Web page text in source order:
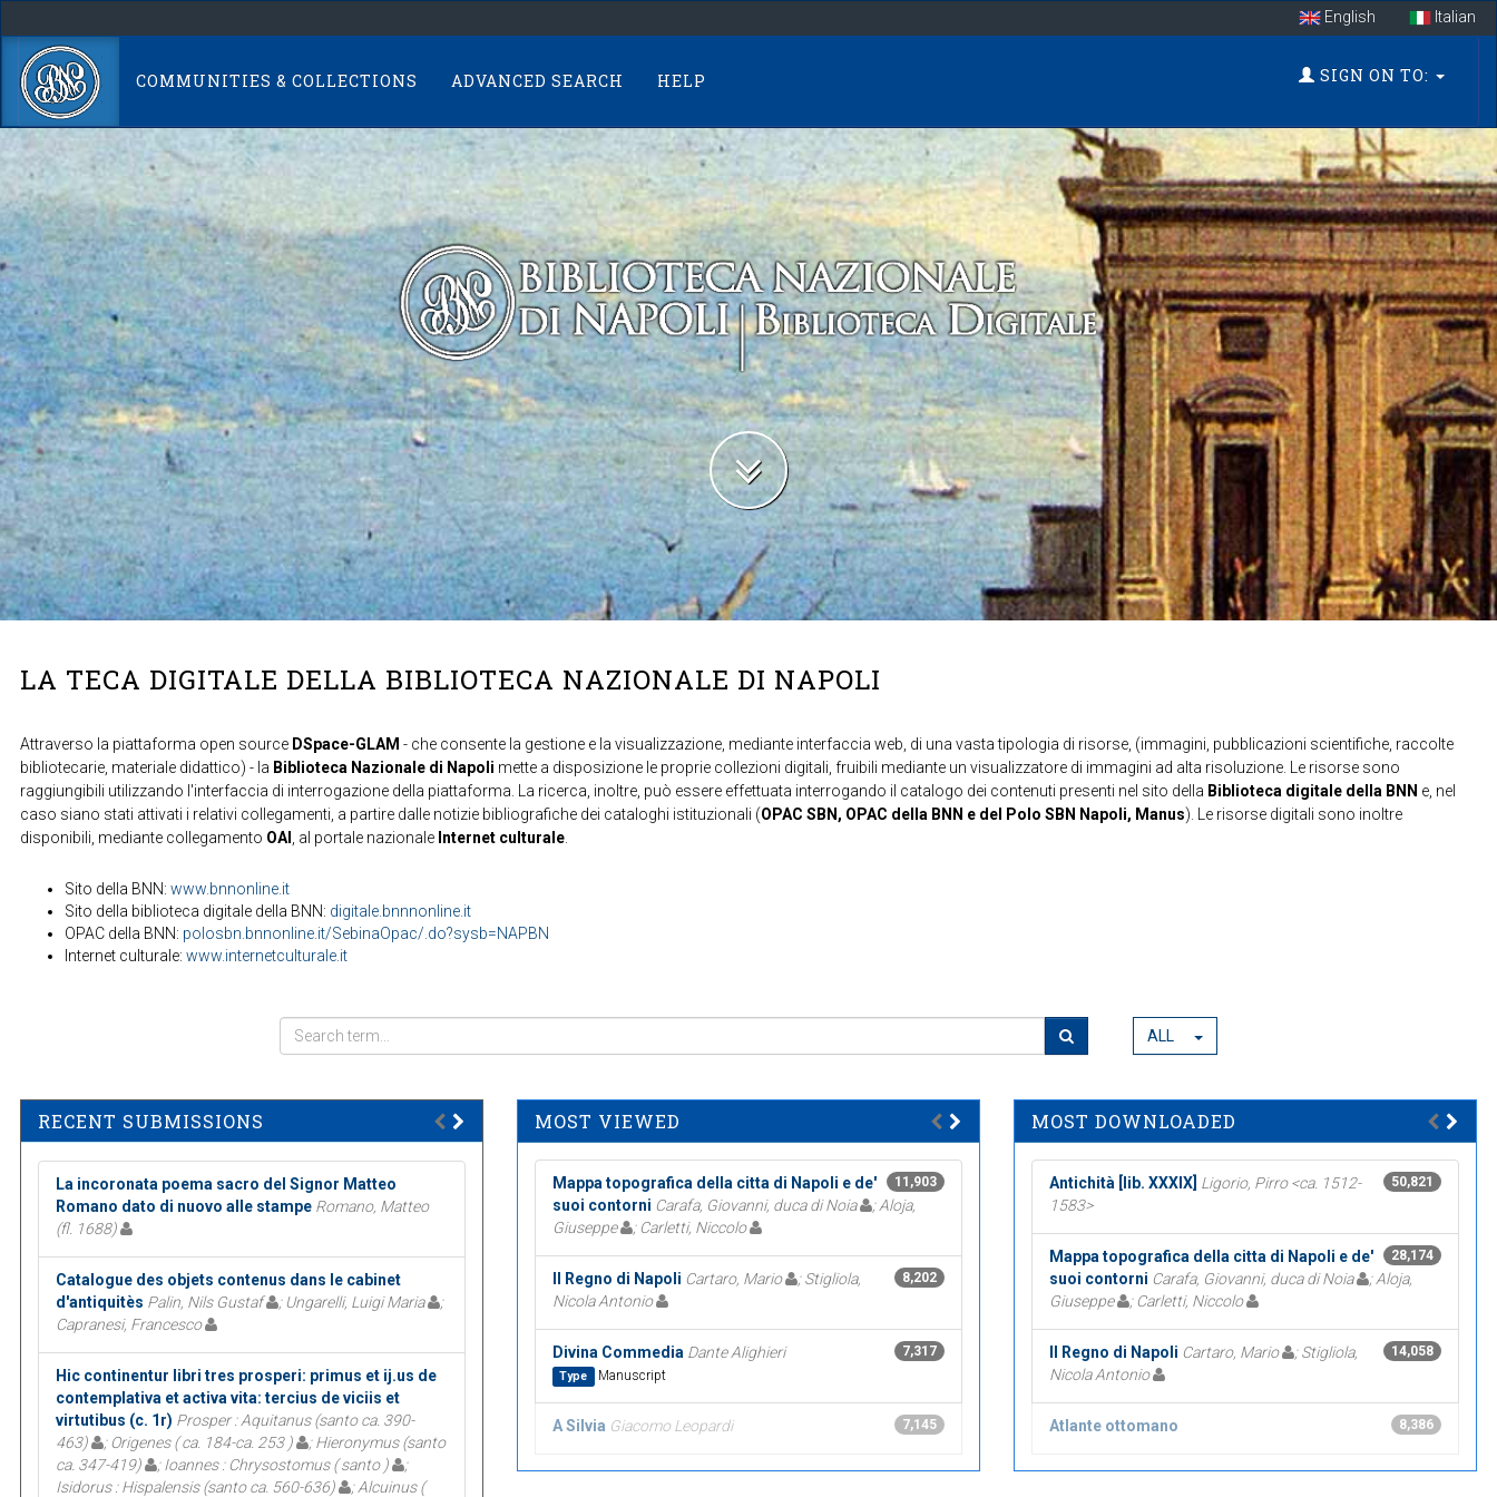
navigation
English Italian
COMMUNITIES & COLLECTIONS ADVANCED SEARCH HELP SIGN ON TO:
LA TECA DIGITALE DELLA BIBLIOTECA NAZIONALE DI NAPOLI
Attraverso la piattaforma open source DSpace-GLAM - che consente la gestione e la visualizzazione, mediante interfaccia web, di una vasta tipologia di risorse, (immagini, pubblicazioni scientifiche, raccolte
bibliotecarie, materiale didattico) - la Biblioteca Nazionale di Napoli mette a disposizione le proprie collezioni digitali, fruibili mediante un visualizzatore di immagini ad alta risoluzione. Le risorse sono
raggiungibili utilizzando l'interfaccia di interrogazione della piattaforma. La ricerca, inoltre, può essere effettuata interrogando il catalogo dei contenuti presenti nel sito della Biblioteca digitale della BNN e, nel
caso siano stati attivati i relativi collegamenti, a partire dalle notizie bibliografiche dei cataloghi istituzionali (OPAC SBN, OPAC della BNN e del Polo SBN Napoli, Manus). Le risorse digitali sono inoltre
disponibili, mediante collegamento OAI , al portale nazionale Internet culturale.
Sito della BNN: www.bnnonline.it
Sito della biblioteca digitale della BNN: digitale.bnnnonline.it
OPAC della BNN: polosbn.bnnonline.it/SebinaOpac/.do?sysb=NAPBN
Internet culturale: www.internetculturale.it
ALL
RECENT SUBMISSIONS
La incoronata poema sacro del Signor Matteo
Romano dato di nuovo alle stampe Romano, Matteo
(fl. 1688)
Catalogue des objets contenus dans le cabinet
d'antiquitès Palin, Nils Gustaf ; Ungarelli, Luigi Maria
;
Capranesi, Francesco
Hic continentur libri tres prosperi: primus et ij.us de
contemplativa et activa vita: tercius de viciis et
virtutibus (c. 1r) Prosper : Aquitanus (santo ca. 390-
463)
; Origenes ( ca. 184-ca. 253 )
; Hieronymus (santo
ca. 347-419)
; Ioannes : Chrysostomus ( santo )
;
Isidorus : Hispalensis (santo ca. 560-636)
; Alcuinus (
MOST VIEWED
11,903
Mappa topografica della citta di Napoli e de'
suoi contorni Carafa, Giovanni, duca di Noia
; Aloja,
Giuseppe
; Carletti, Niccolo
8,202
Il Regno di Napoli Cartaro, Mario
; Stigliola,
Nicola Antonio
7,317
Divina Commedia Dante Alighieri
Type Manuscript
7,145
A Silvia Giacomo Leopardi
MOST DOWNLOADED
50,821
Antichità [lib. XXXIX] Ligorio, Pirro <ca. 1512-
1583>
28,174
Mappa topografica della citta di Napoli e de'
suoi contorni Carafa, Giovanni, duca di Noia
; Aloja,
Giuseppe
; Carletti, Niccolo
14,058
Il Regno di Napoli Cartaro, Mario
; Stigliola,
Nicola Antonio
8,386
Atlante ottomano